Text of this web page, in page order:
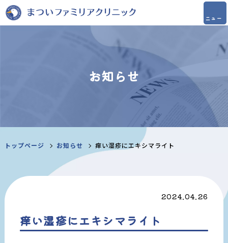
お知らせ
トップページ お知らせ 痒い湿疹にエキシマライト
2024.04.26
痒い湿疹にエキシマライト